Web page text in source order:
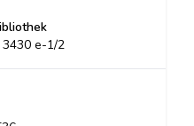
3430 e-1/2